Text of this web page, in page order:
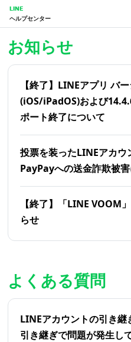
LINE
ヘルプセンター
お知らせ
【終了】LINEアプリ バ
(iOS/iPadOS)および
ポート終了について
投票を装ったLINEアカウ
PayPayへの送金詐欺被
【終了】「LINE VOOM
らせ
よくある質問
LINEアカウントの引き継
引き継ぎで問題が発生し